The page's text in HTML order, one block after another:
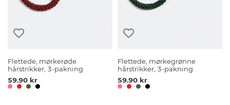
Flettede, mørkerøde
hårstrikker, 3-pakning
59.90 kr
Flettede, mørkegrønne
hårstrikker, 3-pakning
59.90 kr